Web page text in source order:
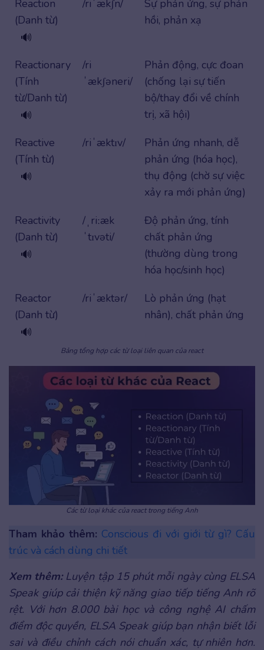
Reaction
(Danh từ)
🔊
/riˈækʃn/
Sự phản ứng, sự phản
hồi, phản xạ
Reactionary
(Tính
từ/Danh từ)
🔊
/ri
ˈækʃəneri/
Phản động, cực đoan
(chống lại sự tiến
bộ/thay đổi về chính
trị, xã hội)
Reactive
(Tính từ)
🔊
/riˈæktɪv/
Phản ứng nhanh, dễ
phản ứng (hóa học),
thụ động (chờ sự việc
xảy ra mới phản ứng)
Reactivity
(Danh từ)
🔊
/ˌriːæk
ˈtɪvəti/
Độ phản ứng, tính
chất phản ứng
(thường dùng trong
hóa học/sinh học)
Reactor
(Danh từ)
🔊
/riˈæktər/
Lò phản ứng (hạt
nhân), chất phản ứng
Bảng tổng hợp các từ loại liên quan của react
Các từ loại khác của react trong tiếng Anh
Tham khảo thêm: Conscious đi với giới từ gì? Cấu
trúc và cách dùng chi tiết
Xem thêm:Luyện tập 15 phút mỗi ngày cùng ELSA
Speak giúp cải thiện kỹ năng giao tiếp tiếng Anh rõ
rệt. Với hơn 8.000 bài học và công nghệ AI chấm
điểm độc quyền, ELSA Speak giúp bạn nhận biết lỗi
sai và điều chỉnh cách nói chuẩn xác, tự nhiên hơn.